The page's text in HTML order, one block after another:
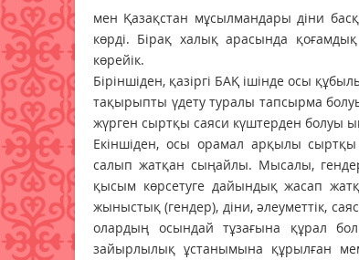
мен Қазақстан мұсылмандары діни
көрді. Бірақ халық арасында
көрейік.
Біріншіден, қазіргі БАҚ ішінде осы
тақырыпты үдету туралы тапсырма
жүрген сыртқы саяси күштерден болуы
Екіншіден, осы орамал арқылы сыртқы
салып жатқан сыңайлы. Мысалы,
қысым көрсетуге дайындық жасап
жыныстық (гендер), діни, әлеуметтік,
олардың осындай тұзағына құрал
зайырлылық ұстанымына құрылған